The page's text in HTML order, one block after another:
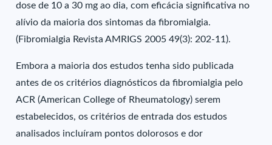
dose de 10 a 30 mg ao dia, com eficácia significativa no
alívio da maioria dos sintomas da fibromialgia.
(Fibromialgia Revista AMRIGS 2005 49(3): 202-11).
Embora a maioria dos estudos tenha sido publicada
antes de os critérios diagnósticos da fibromialgia pelo
ACR (American College of Rheumatology) serem
estabelecidos, os critérios de entrada dos estudos
analisados incluíram pontos dolorosos e dor